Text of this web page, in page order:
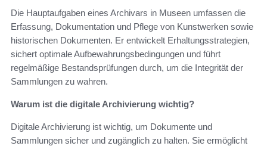
Die Hauptaufgaben eines Archivars in Museen umfassen die
Erfassung, Dokumentation und Pflege von Kunstwerken sowie
historischen Dokumenten. Er entwickelt Erhaltungsstrategien,
sichert optimale Aufbewahrungsbedingungen und führt
regelmäßige Bestandsprüfungen durch, um die Integrität der
Sammlungen zu wahren.
Warum ist die digitale Archivierung wichtig?
Digitale Archivierung ist wichtig, um Dokumente und
Sammlungen sicher und zugänglich zu halten. Sie ermöglicht